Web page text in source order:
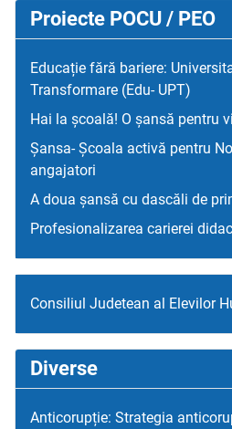
Proiecte POCU / PEO
Educație fără bariere:
Transformare (Edu- UPT)
Hai la școală! O șansă pentru
Șansa- Școala activă pentru
angajatori
A doua șansă cu dascăli de
Profesionalizarea carierei
Consiliul Judetean al Elevilor
Diverse
Anticorupție: Strategia